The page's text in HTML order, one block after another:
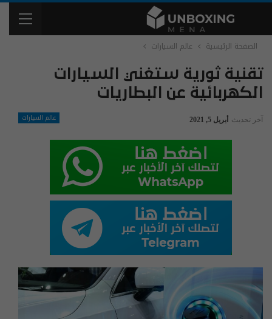
الصفحة الرئيسية عالم السيارات
تقنية ثورية ستغني السيارات
الكهربائية عن البطاريات
عالم السيارات آخر تحديث أبريل 5, 2021